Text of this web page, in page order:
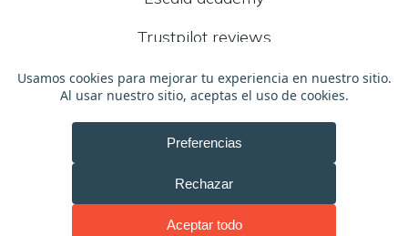
Trustpilot reviews
Español Ingles